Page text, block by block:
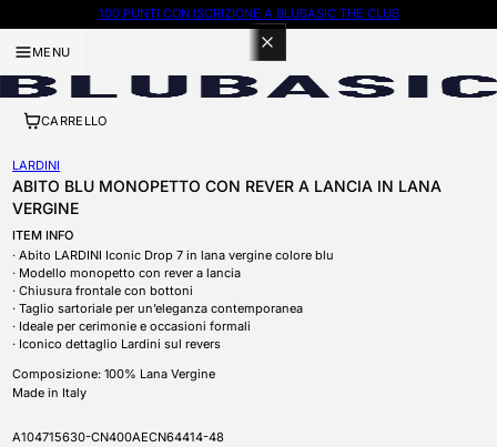
100 PUNTI CON ISCRIZIONE A BLUBASIC THE CLUB
MENU
CARRELLO
LARDINI
ABITO BLU MONOPETTO CON REVER A LANCIA IN LANA
VERGINE
ITEM INFO
Abito LARDINI Iconic Drop 7 in lana vergine colore blu
Modello monopetto con rever a lancia
Chiusura frontale con bottoni
Taglio sartoriale per un’eleganza contemporanea
Ideale per cerimonie e occasioni formali
Iconico dettaglio Lardini sul revers
Composizione: 100% Lana Vergine
Made in Italy
SKU
A104715630-CN400AECN64414-48